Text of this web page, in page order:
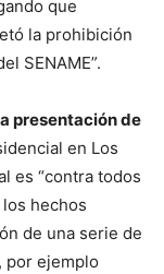
que
la prohibición
SENAME”.
presentación de
en Los
es “contra todos
hechos
de una serie de
por ejemplo